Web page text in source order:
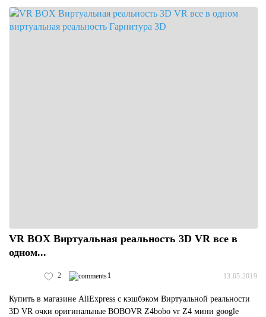
VR BOX Виртуальная реальность 3D VR все в
одном...
2 1 13.05.2019
Купить в магазине AliExpress с кэшбэком Виртуальной реальности
3D VR очки оригинальные BOBOVR Z4bobo vr Z4 мини google